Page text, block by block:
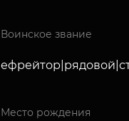
Воинское звание
Место рождения